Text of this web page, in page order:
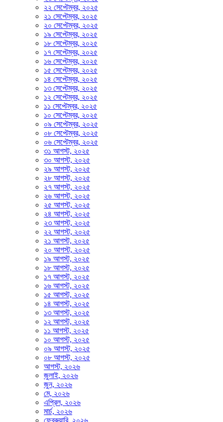
২২ সেপ্টেম্বর, ২০২৫
২১ সেপ্টেম্বর, ২০২৫
২০ সেপ্টেম্বর, ২০২৫
১৯ সেপ্টেম্বর, ২০২৫
১৮ সেপ্টেম্বর, ২০২৫
১৭ সেপ্টেম্বর, ২০২৫
১৬ সেপ্টেম্বর, ২০২৫
১৫ সেপ্টেম্বর, ২০২৫
১৪ সেপ্টেম্বর, ২০২৫
১৩ সেপ্টেম্বর, ২০২৫
১২ সেপ্টেম্বর, ২০২৫
১১ সেপ্টেম্বর, ২০২৫
১০ সেপ্টেম্বর, ২০২৫
০৯ সেপ্টেম্বর, ২০২৫
০৮ সেপ্টেম্বর, ২০২৫
০৬ সেপ্টেম্বর, ২০২৫
৩১ আগস্ট, ২০২৫
৩০ আগস্ট, ২০২৫
২৯ আগস্ট, ২০২৫
২৮ আগস্ট, ২০২৫
২৭ আগস্ট, ২০২৫
২৬ আগস্ট, ২০২৫
২৫ আগস্ট, ২০২৫
২৪ আগস্ট, ২০২৫
২৩ আগস্ট, ২০২৫
২২ আগস্ট, ২০২৫
২১ আগস্ট, ২০২৫
২০ আগস্ট, ২০২৫
১৯ আগস্ট, ২০২৫
১৮ আগস্ট, ২০২৫
১৭ আগস্ট, ২০২৫
১৬ আগস্ট, ২০২৫
১৫ আগস্ট, ২০২৫
১৪ আগস্ট, ২০২৫
১৩ আগস্ট, ২০২৫
১২ আগস্ট, ২০২৫
১১ আগস্ট, ২০২৫
১০ আগস্ট, ২০২৫
০৯ আগস্ট, ২০২৫
০৮ আগস্ট, ২০২৫
আগস্ট, ২০২৬
জুলাই, ২০২৬
জুন, ২০২৬
মে, ২০২৬
এপ্রিল, ২০২৬
মার্চ, ২০২৬
ফেব্রুয়ারি, ২০২৬